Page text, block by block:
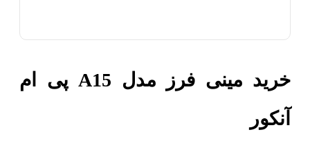
خرید مینی فرز مدل A15 پی ام
آنکور